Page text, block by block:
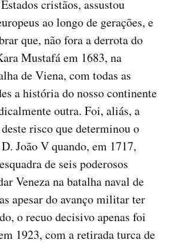
cristãos, assustou
ao longo de gerações, e
que, não fora a derrota do
Mustafá em 1683, na
de Viena, com todas as
a história do nosso continente
outra. Foi, aliás, a
risco que determinou o
João V quando, em 1717,
de seis poderosos
Veneza na batalha naval de
apesar do avanço militar ter
o recuo decisivo apenas foi
1923, com a retirada turca de